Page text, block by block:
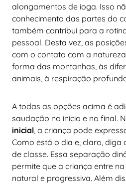
alongamentos de ioga. Isso
conhecimento das partes do
também contribui para a
pessoal. Desta vez, as
com o contato com a
forma das montanhas, às
animais, à respiração
A todas as opções acima é
saudação no início e no final.
inicial , a criança pode
Como está o dia e, claro, diga
de classe. Essa separação
permite que a criança entre
natural e progressiva. Além